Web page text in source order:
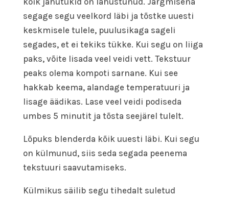
segage segu veelkord läbi ja tõstke uuesti
keskmisele tulele, puulusikaga sageli
segades, et ei tekiks tükke. Kui segu on liiga
paks, võite lisada veel veidi vett. Tekstuur
peaks olema kompoti sarnane. Kui see
hakkab keema, alandage temperatuuri ja
lisage äädikas. Lase veel veidi podiseda
umbes 5 minutit ja tõsta seejärel tulelt.
Lõpuks blenderda kõik uuesti läbi. Kui segu
on külmunud, siis seda segada peenema
tekstuuri saavutamiseks.
Külmikus säilib segu tihedalt suletud